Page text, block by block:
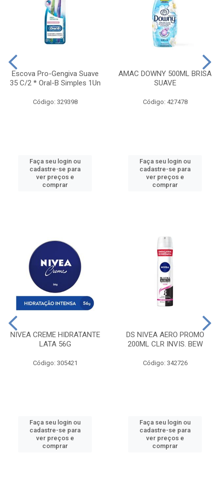
Escova Pro-Gengiva Suave
35 C/2 * Oral-B Simples 1Un
Código: 329398
Faça seu login ou
cadastre-se para
ver preços e
comprar
AMAC DOWNY 500ML BRISA
SUAVE
Código: 427478
Faça seu login ou
cadastre-se para
ver preços e
comprar
NIVEA CREME HIDRATANTE
LATA 56G
Código: 305421
Faça seu login ou
cadastre-se para
ver preços e
comprar
DS NIVEA AERO PROMO
200ML CLR INVIS. BEW
Código: 342726
Faça seu login ou
cadastre-se para
ver preços e
comprar